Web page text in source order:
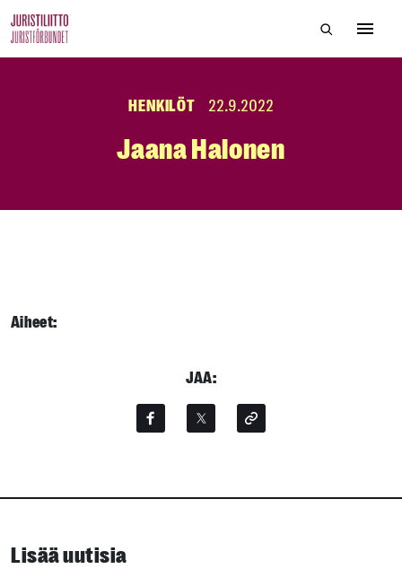
to
Hae
HENKILÖT 22.9.2022
Jaana Halonen
Aiheet:
JAA:
Lisää uutisia